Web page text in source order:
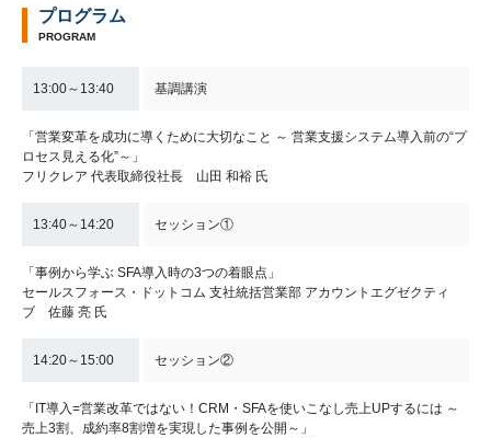
プログラム
PROGRAM
13:00～13:40 基調講演
「営業変革を成功に導くために大切なこと ～ 営業支援システム導入前の“プ
ロセス見える化”～」
フリクレア 代表取締役社長 山田 和裕 氏
13:40～14:20 セッション①
「事例から学ぶ SFA導入時の3つの着眼点」
セールスフォース・ドットコム 支社統括営業部 アカウントエグゼクティ
ブ 佐藤 亮 氏
14:20～15:00 セッション②
「IT導入=営業改革ではない！CRM・SFAを使いこなし売上UPするには ～
売上3割、成約率8割増を実現した事例を公開～」